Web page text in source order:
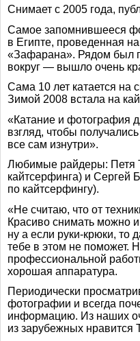
Снимает с 2005 года,
Cамое запомнившееся
в Египте, проведенная
«Зафарана». Рядом был
вокруг — вышло очень
Сама 10 лет катается на
Зимой 2008 встала на
«Катание и фотография
взгляд, чтобы
все сам изнутри».
Любимые райдеры: Петя
кайтсерфинга) и Сергей
по кайтсерфингу).
«Не считаю, что от
Красиво снимать можно
ну а если руки-крюки, то
тебе в этом не поможет.
профессиональной
хорошая аппаратура.
Периодически
фотографии и всегда
информацию. Из наших
из зарубежных нравится